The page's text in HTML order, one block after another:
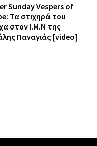
Sunday Vespers of
Τα στιχηρά του
στον Ι.Μ.Ν της
Παναγιάς [video]